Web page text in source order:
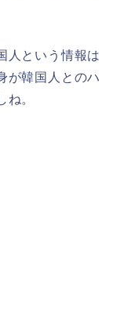
人という情報は
が韓国人とのハ
。